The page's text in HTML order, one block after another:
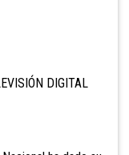
DIGITAL